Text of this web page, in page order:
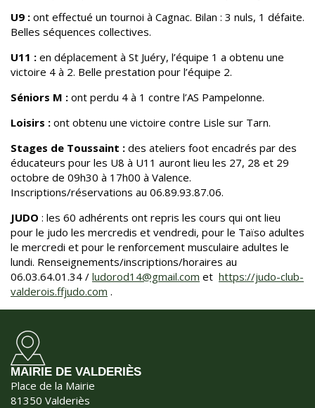
U9 : ont effectué un tournoi à Cagnac. Bilan : 3 nuls, 1 défaite.
Belles séquences collectives.
U11 : en déplacement à St Juéry, l’équipe 1 a obtenu une
victoire 4 à 2. Belle prestation pour l’équipe 2.
Séniors M : ont perdu 4 à 1 contre l’AS Pampelonne.
Loisirs : ont obtenu une victoire contre Lisle sur Tarn.
Stages de Toussaint : des ateliers foot encadrés par des
éducateurs pour les U8 à U11 auront lieu les 27, 28 et 29
octobre de 09h30 à 17h00 à Valence.
Inscriptions/réservations au 06.89.93.87.06.
JUDO : les 60 adhérents ont repris les cours qui ont lieu
pour le judo les mercredis et vendredi, pour le Taïso adultes
le mercredi et pour le renforcement musculaire adultes le
lundi. Renseignements/inscriptions/horaires au
06.03.64.01.34 / ludorod14@gmail.com et https://judo-club-
valderois.ffjudo.com .
MAIRIE DE VALDERIÈS
Place de la Mairie
81350 Valderiès